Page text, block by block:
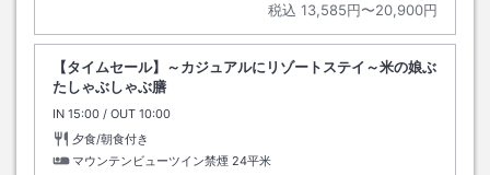
税込 13,585円〜20,900円
【タイムセール】～カジュアルにリゾートステイ～米の娘ぶ
たしゃぶしゃぶ膳
IN チェックイン
15:00 / OUT チェックアウト
10:00
夕食/朝食付き
マウンテンビューツイン禁煙 24平米